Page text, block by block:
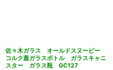
佐々木ガラス オールドスヌーピー
コルク蓋ガラスボトル ガラスキャニ
スター ガラス瓶 GC127